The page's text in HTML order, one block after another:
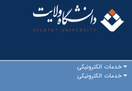
خدمات الکترونیکی
خدمات الکترونیکی